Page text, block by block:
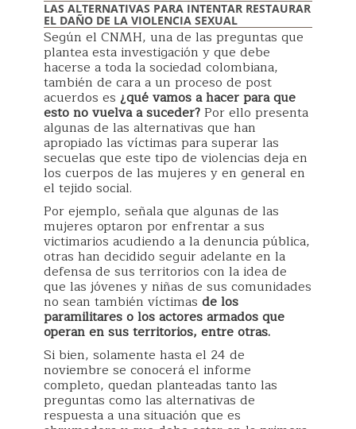
LAS ALTERNATIVAS PARA INTENTAR RESTAURAR
EL DAÑO DE LA VIOLENCIA SEXUAL
Según el CNMH, una de las preguntas que
plantea esta investigación y que debe
hacerse a toda la sociedad colombiana,
también de cara a un proceso de post
acuerdos es ¿qué vamos a hacer para que
esto no vuelva a suceder?Por ello presenta
algunas de las alternativas que han
apropiado las víctimas para superar las
secuelas que este tipo de violencias deja en
los cuerpos de las mujeres y en general en
el tejido social.
Por ejemplo, señala que algunas de las
mujeres optaron por enfrentar a sus
victimarios acudiendo a la denuncia pública,
otras han decidido seguir adelante en la
defensa de sus territorios con la idea de
que las jóvenes y niñas de sus comunidades
no sean también víctimas de los
paramilitares o los actores armados que
operan en sus territorios, entre otras.
Si bien, solamente hasta el 24 de
noviembre se conocerá el informe
completo, quedan planteadas tanto las
preguntas como las alternativas de
respuesta a una situación que es